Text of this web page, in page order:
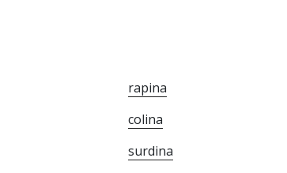
rapina
colina
surdina